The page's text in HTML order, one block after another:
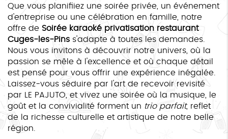
Que vous planifiiez une soirée privée, un événement
d'entreprise ou une célébration en famille, notre
offre de Soirée karaoké privatisation restaurant
Cuges-les-Pins s'adapte à toutes les demandes.
Nous vous invitons à découvrir notre univers, où la
passion se mêle à l'excellence et où chaque détail
est pensé pour vous offrir une expérience inégalée.
Laissez-vous séduire par l'art de recevoir revisité
par LE PAJUTO, et vivez une soirée où la musique, le
goût et la convivialité forment un trio parfait, reflet
de la richesse culturelle et artistique de notre belle
région.